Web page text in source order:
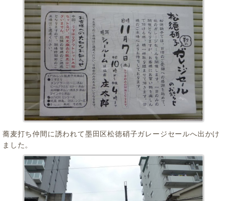
蕎麦打ち仲間に誘われて墨田区松徳硝子ガレージセールへ出かけ
ました。